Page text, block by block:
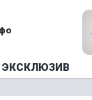
ЭКСКЛЮЗИВ